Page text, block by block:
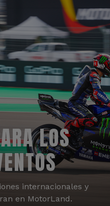
LOS
internacionales y
en MotorLand.